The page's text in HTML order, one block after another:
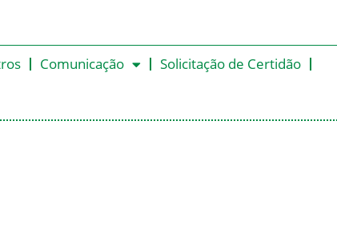
Comunicação
Solicitação de Certidão